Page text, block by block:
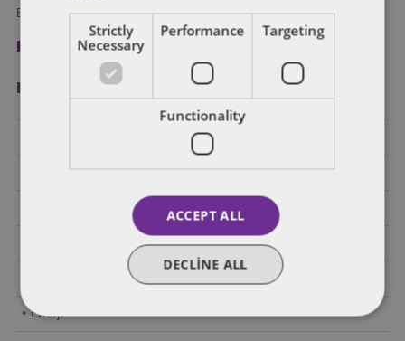
Blog yazılarımızı e-posta ile alın.
Kayıt ol
Birleşme ve Devralma ve Ortak Girişim
Enerji
Strictly
Necessary
Performance Targeting
Functionality
ACCEPT ALL
DECLINE ALL